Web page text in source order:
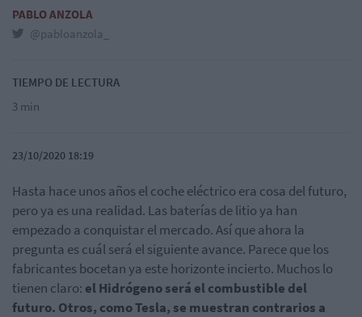
PABLO ANZOLA
@pabloanzola_
TIEMPO DE LECTURA
3 min
23/10/2020 18:19
Hasta hace unos años el coche eléctrico era cosa del futuro,
pero ya es una realidad. Las baterías de litio ya han
empezado a conquistar el mercado. Así que ahora la
pregunta es cuál será el siguiente avance. Parece que los
fabricantes bocetan ya este horizonte incierto. Muchos lo
tienen claro: el Hidrógeno será el combustible del
futuro. Otros, como Tesla, se muestran contrarios a